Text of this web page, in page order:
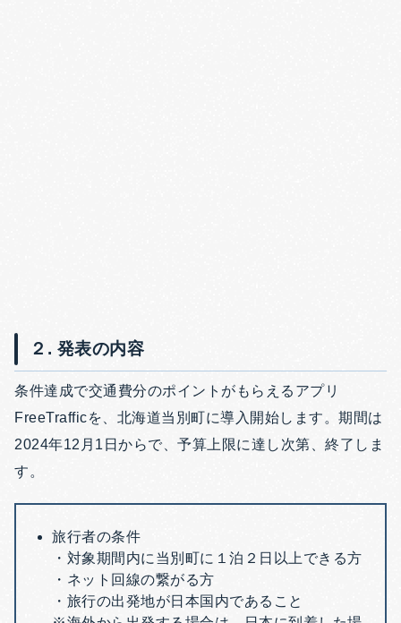
２. 発表の内容
条件達成で交通費分のポイントがもらえるアプリ
FreeTrafficを、北海道当別町に導入開始します。期間は
2024年12月1日からで、予算上限に達し次第、終了しま
す。
旅行者の条件
・対象期間内に当別町に１泊２日以上できる方
・ネット回線の繋がる方
・旅行の出発地が日本国内であること